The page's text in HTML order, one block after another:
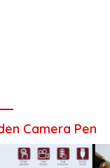
Camera Pen